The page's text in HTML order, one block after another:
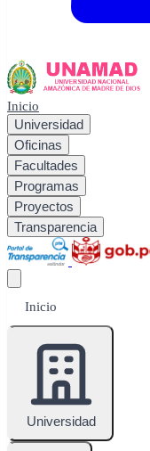
Inicio
Universidad
Oficinas
Facultades
Programas
Proyectos
Transparencia
Inicio
Universidad